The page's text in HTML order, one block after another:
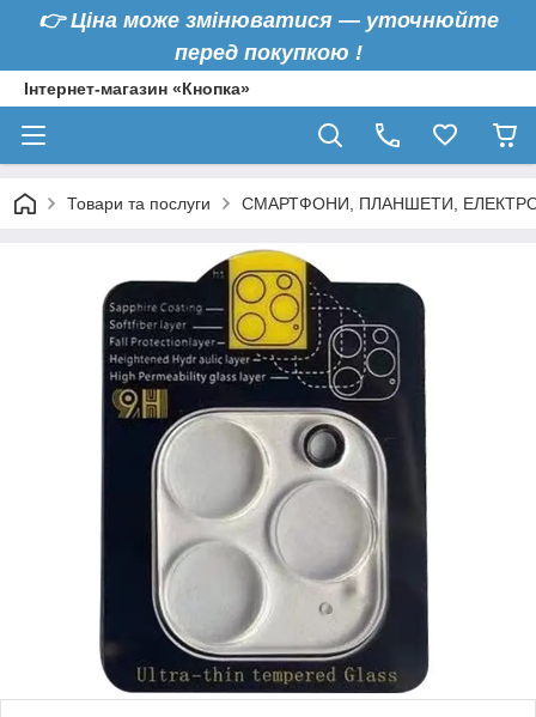
👉Ціна може змінюватися — уточнюйте
перед покупкою !
Інтернет-магазин «Кнопка»
Товари та послуги СМАРТФОНИ, ПЛАНШЕТИ,